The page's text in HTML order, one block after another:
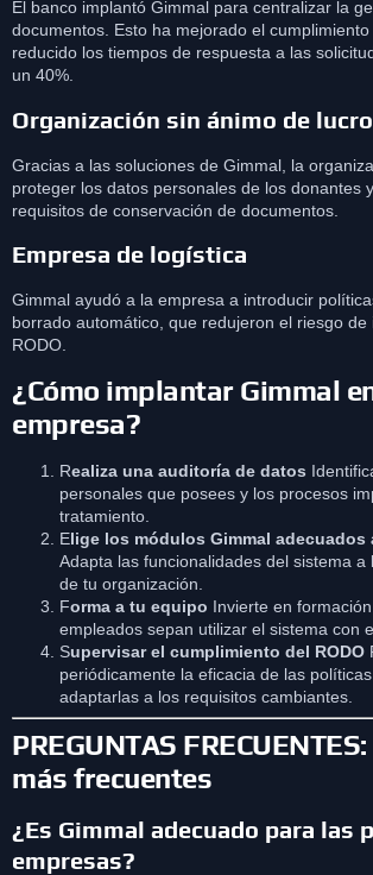
El banco implantó Gimmal para centralizar la
documentos. Esto ha mejorado el
reducido los tiempos de respuesta a las
un 40%.
Organización sin ánimo de lucro
Gracias a las soluciones de Gimmal, la
proteger los datos personales de los donantes
requisitos de conservación de documentos.
Empresa de logística
Gimmal ayudó a la empresa a introducir
borrado automático, que redujeron el riesgo de
RODO.
¿Cómo implantar Gimmal
empresa?
Realiza una auditoría de datos
personales que posees y los procesos
tratamiento.
Elige los módulos Gimmal adecuados
Adapta las funcionalidades del sistema a
de tu organización.
Forma a tu equipo Invierte en
empleados sepan utilizar el sistema con
Supervisar el cumplimiento del RODO
periódicamente la eficacia de las
adaptarlas a los requisitos cambiantes.
PREGUNTAS
más frecuentes
¿Es Gimmal adecuado para las
empresas?